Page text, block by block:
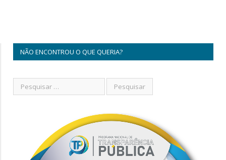
NÃO ENCONTROU O QUE QUERIA?